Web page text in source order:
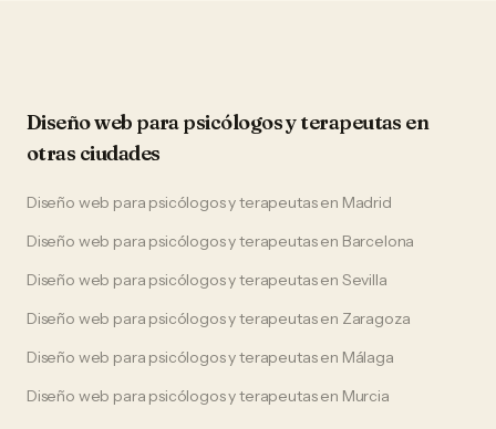
Diseño web parapsicólogos y terapeutas en
otras ciudades
Diseño web para psicólogos y terapeutasen Madrid
Diseño web para psicólogos y terapeutasen Barcelona
Diseño web para psicólogos y terapeutasen Sevilla
Diseño web para psicólogos y terapeutasen Zaragoza
Diseño web para psicólogos y terapeutasen Málaga
Diseño web para psicólogos y terapeutasen Murcia